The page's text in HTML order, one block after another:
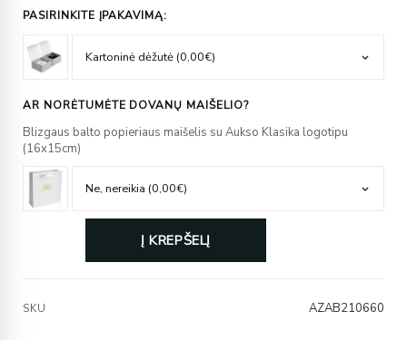
PASIRINKITE ĮPAKAVIMĄ:
AR NORĖTUMĖTE DOVANŲ MAIŠELIO?
Blizgaus balto popieriaus maišelis su Aukso Klasika logotipu
(16x15cm)
Į KREPŠELĮ
SKU AZAB210660